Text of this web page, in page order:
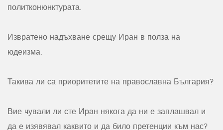
политконюнктурата.
Извратено надъхване срещу Иран в полза на
юдеизма.
Такива ли са приоритетите на православна България?
Вие чували ли сте Иран някога да ни е заплашвал и
да е изявявал каквито и да било претенции към нас?